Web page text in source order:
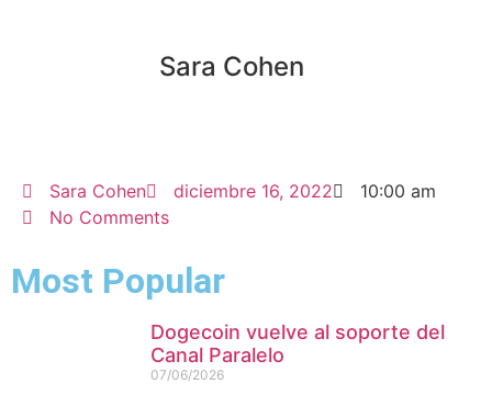
Sara Cohen
Sara Cohen diciembre 16, 2022
10:00 am
No Comments
Most Popular
Dogecoin vuelve al soporte del
Canal Paralelo
07/06/2026